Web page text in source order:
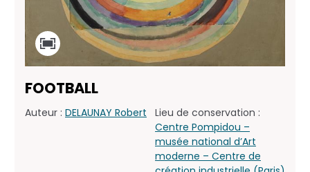
FOOTBALL
Auteur : DELAUNAY Robert
Lieu de conservation :
Centre Pompidou –
musée national d’Art
moderne – Centre de